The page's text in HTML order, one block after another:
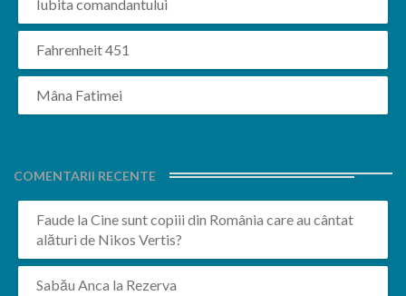
Iubita comandantului
Fahrenheit 451
Mâna Fatimei
COMENTARII RECENTE
Faude la Cine sunt copiii din România care au cântat
alături de Nikos Vertis?
Sabău Anca la Rezerva